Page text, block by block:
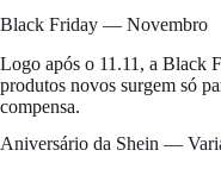
Black Friday — Novembro
Logo após o 11.11, a Black
produtos novos surgem só
compensa.
Aniversário da Shein —